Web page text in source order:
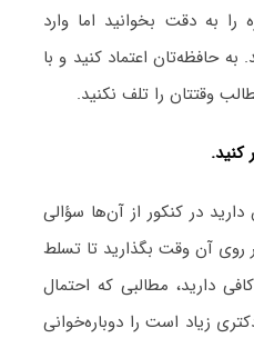
را به دقت بخوانید اما وارد
حافظه‌تان اعتماد کنید و با
وقتتان را تلف نکنید.
کنید.
در کنکور از آن‌ها سؤالی
روی آن وقت بگذارید تا تسلط
دارید، مطالبی که احتمال
زیاد است را دوباره‌خوانی